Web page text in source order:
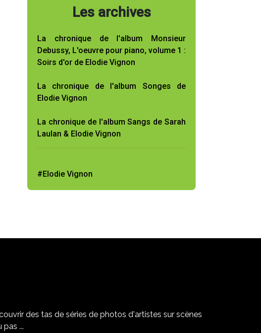
Les archives
La chronique de l'album Monsieur
Debussy, L'oeuvre pour piano, volume 1 :
Soirs d'or de Elodie Vignon
La chronique de l'album Songes de
Elodie Vignon
La chronique de l'album Sangs de Sarah
Laulan & Elodie Vignon
#Elodie Vignon
des tas de séries de photos d'artistes sur scènes
...